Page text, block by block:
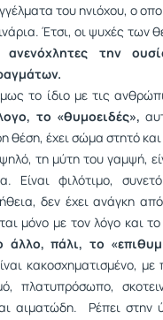
του ηνιόχου, ο
Έτσι, οι ψυχές των
ανενόχλητες την
το ίδιο με τις
το «θυμοειδές»,
θέση, έχει σώμα στητό
τη μύτη του γαμψή,
Είναι φιλότιμο,
δεν έχει ανάγκη
μόνο με τον λόγο και
άλλο, πάλι, το
κακοσχηματισμένο, με
πλατυπρόσωπο,
αιματώδη. Ρέπει στην